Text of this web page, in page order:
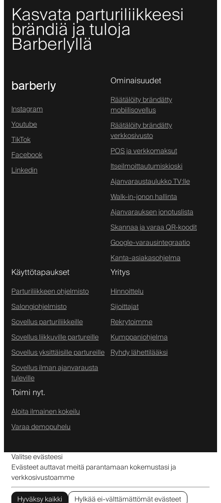
Kasvata parturiliikkeesi
brändiä ja tuloja
Barberlyllä
barberly
Instagram
Youtube
TikTok
Facebook
Linkedin
Ominaisuudet
Räätälöity brändätty
mobiilisovellus
Räätälöity brändätty
verkkosivusto
POS ja verkkomaksut
Itseilmoittautumiskioski
Ajanvaraustaulukko TV:lle
Walk-in-jonon hallinta
Ajanvarauksen jonotuslista
Skannaa ja varaa QR-koodit
Google-varausintegraatio
Kanta-asiakasohjelma
Käyttötapaukset
Parturiliikkeen ohjelmisto
Salongiohjelmisto
Sovellus parturiliikkeille
Sovellus liikkuville partureille
Sovellus yksittäisille partureille
Sovellus ilman ajanvarausta
tuleville
Yritys
Hinnoittelu
Sijoittajat
Rekrytoimme
Kumppaniohjelma
Ryhdy lähettilääksi
Toimi nyt.
Aloita ilmainen kokeilu
Varaa demopuhelu
Valitse evästeesi
Evästeet auttavat meitä parantamaan kokemustasi ja
verkkosivustoamme
Hyväksy kaikki
Hylkää ei-välttämättömät evästeet